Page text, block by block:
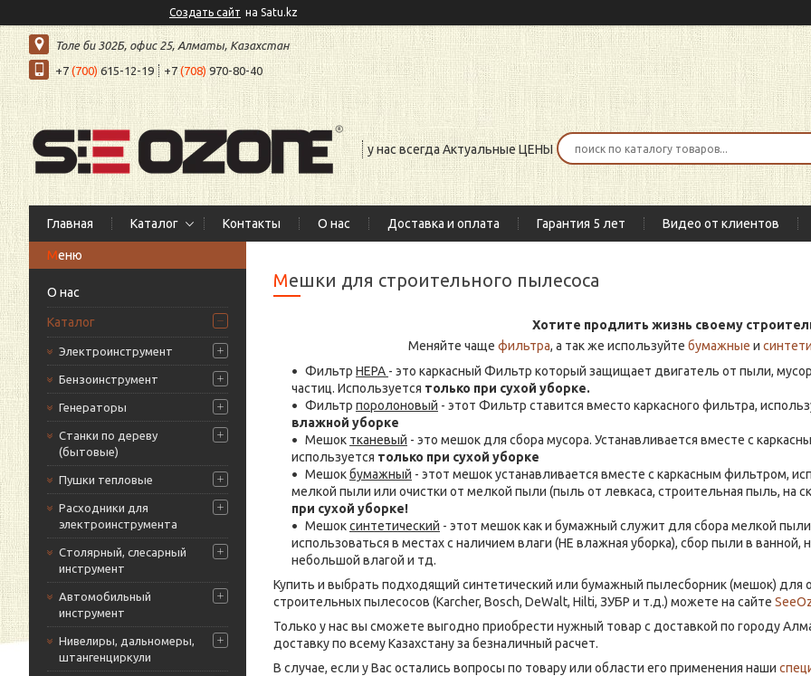
Создать сайт на Satu.kz
Толе би 302Б, офис 25, Алматы, Казахстан
+7 (700)615-12-19 +7(708) 970-80-40
у нас всегда Актуальные ЦЕНЫ
Главная Каталог Контакты О нас Доставка и оплата Гарантия 5 лет Видео от клиентов
О нас
Каталог
Электроинструмент
Бензоинструмент
Генераторы
Станки по дереву
(бытовые)
Пушки тепловые
Расходники для
электроинструмента
Столярный, слесарный
инструмент
Автомобильный
инструмент
Нивелиры, дальномеры,
штангенциркули
Мешки для строительного пылесоса
Хотите продлить жизнь своему
Меняйте чаще фильтра, а так же используйте бумажные и
Фильтр НЕРА - это каркасный Фильтр который защищает двигатель от пыли,
частиц. Используется только при сухой уборке.
Фильтр поролоновый - этот Фильтр ставится вместо каркасного фильтра,
влажной уборке
Мешок тканевый - это мешок для сбора мусора. Устанавливается вместе с
используется только при сухой уборке
Мешокбумажный - этот мешок устанавливается вместе с каркасным фильтром,
мелкой пыли или очистки от мелкой пыли (пыль от левкаса, строительная пыль, на
при сухой уборке!
Мешоксинтетический - этот мешок как и бумажный служит для сбора мелкой
использоваться в местах с наличием влаги (НЕ влажная уборка), сбор пыли в ванной,
небольшой влагой и тд.
Купить и выбрать подходящий синтетический или бумажный пылесборник (мешок) для
строительных пылесосов (Karcher, Bosch, DeWalt, Hilti, ЗУБР и т.д.) можете на сайте
Только у нас вы сможете выгодно приобрести нужный товар с доставкой по городу
доставку по всему Казахстану за безналичный расчет.
В случае, если у Вас остались вопросы по товару или области его применения наши